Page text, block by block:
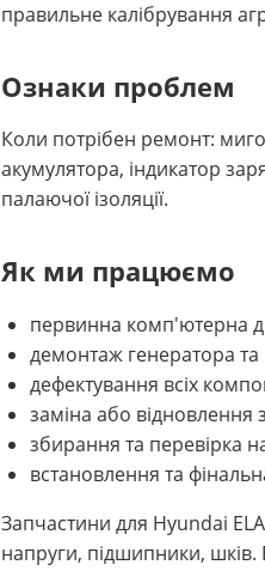
правильне калібрування
Ознаки проблем
Коли потрібен ремонт:
акумулятора, індикатор
палаючої ізоляції.
Як ми працюємо
первинна комп'ютерна
демонтаж генератора
дефектування всіх
заміна або
збирання та перевірка
встановлення та
Запчастини для Hyundai
напруги, підшипники, шків.